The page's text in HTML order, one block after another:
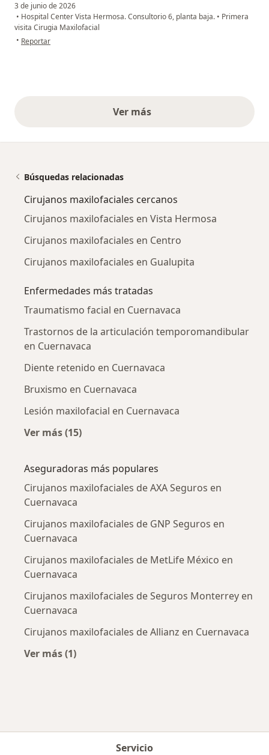
3 de junio de 2026
• Hospital Center Vista Hermosa. Consultorio 6, planta baja. • Primera
visita Cirugia Maxilofacial
• en opinión del usuario Xiomara Mojica y Mojica
Reportar
Ver másopiniones anteriores
Búsquedas relacionadas
Cirujanos maxilofaciales cercanos
Cirujanos maxilofaciales en Vista Hermosa
Cirujanos maxilofaciales en Centro
Cirujanos maxilofaciales en Gualupita
Enfermedades más tratadas
Traumatismo facial en Cuernavaca
Trastornos de la articulación temporomandibular
en Cuernavaca
Diente retenido en Cuernavaca
Bruxismo en Cuernavaca
Lesión maxilofacial en Cuernavaca
Ver más (15)
Aseguradoras más populares
Cirujanos maxilofaciales de AXA Seguros en
Cuernavaca
Cirujanos maxilofaciales de GNP Seguros en
Cuernavaca
Cirujanos maxilofaciales de MetLife México en
Cuernavaca
Cirujanos maxilofaciales de Seguros Monterrey en
Cuernavaca
Cirujanos maxilofaciales de Allianz en Cuernavaca
Ver más (1)
Servicio